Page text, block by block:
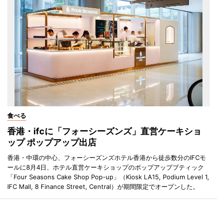
食べる
香港・ifcに「フォーシーズンズ」直営ケーキショ
ップ ポップアップ出店
香港・中環の中心、フォーシーズンズホテル香港から徒歩数分のIFCモ
ールに8月4日、ホテル直営ケーキショップのポップアップブティック
「Four Seasons Cake Shop Pop-up」（Kiosk LA15, Podium Level 1,
IFC Mall, 8 Finance Street, Central）が期間限定でオープンした。